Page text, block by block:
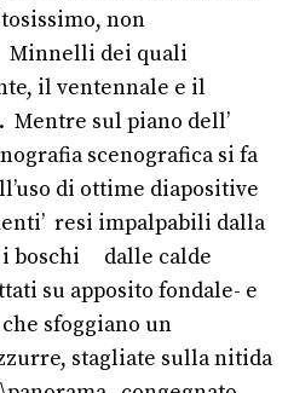
non
dei quali
il ventennale e il
sul piano dell’
scenografica si fa
di ottime diapositive
resi impalpabili dalla
i boschi dalle calde
su apposito fondale- e
sfoggiano un
stagliate sulla nitida